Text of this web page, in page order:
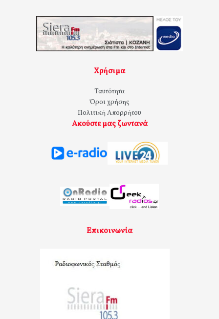
Χρήσιμα
Ταυτότητα
Όροι χρήσης
Πολιτική Απορρήτου
Ακούστε μας ζωντανά
Επικοινωνία